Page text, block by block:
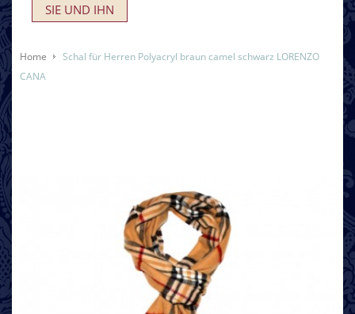
SIE UND IHN
Home
Schal für Herren Polyacryl braun camel schwarz LORENZO
CANA